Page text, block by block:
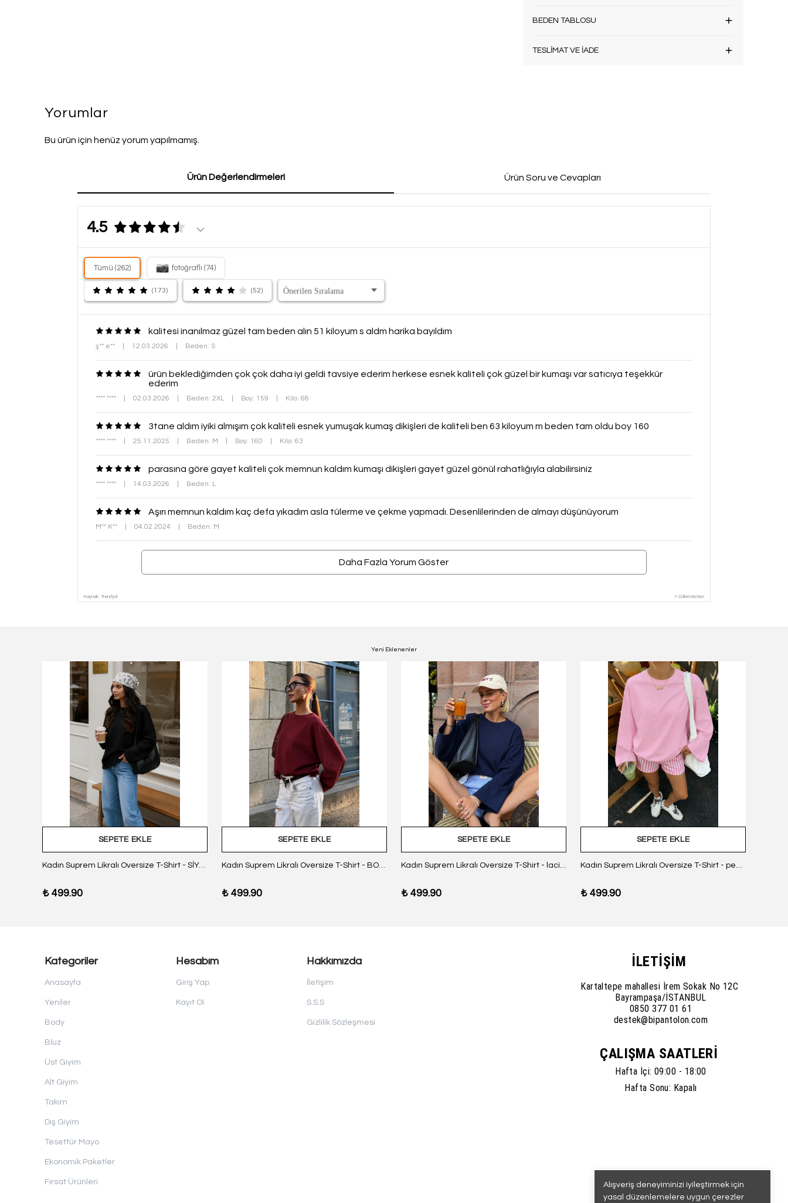
Alışveriş deneyiminizi iyileştirmek için
yasal düzenlemelere uygun çerezler
BEDEN TABLOSU
TESLİMAT VE İADE
Yorumlar
Bu ürün için henüz yorum yapılmamış.
Ürün Değerlendirmeleri Ürün Soru ve Cevapları
4.5
Tümü (262) fotoğraflı (74)
(173) (52)
kalitesi inanılmaz güzel tam beden alın 51 kiloyum s aldm harika bayıldım
ş** e** 12.03.2026 Beden: S
ürün beklediğimden çok çok daha iyi geldi tavsiye ederim herkese esnek kaliteli çok güzel bir kumaşı var satıcıya teşekkür
ederim
**** **** 02.03.2026 Beden: 2XL Boy: 159 Kilo: 68
3tane aldım iyiki almışım çok kaliteli esnek yumuşak kumaş dikişleri de kaliteli ben 63 kiloyum m beden tam oldu boy 160
**** **** 25.11.2025 Beden: M Boy: 160 Kilo: 63
parasına göre gayet kaliteli çok memnun kaldım kumaşı dikişleri gayet güzel gönül rahatlığıyla alabilirsiniz
**** **** 14.03.2026 Beden: L
Aşırı memnun kaldım kaç defa yıkadım asla tülerme ve çekme yapmadı. Desenlilerinden de almayı düşünüyorum
M** K** 04.02.2024 Beden: M
Daha Fazla Yorum Göster
Kaynak: Trendyol ⚡ CollectAction
Yeni Eklenenler
SEPETE EKLE
Kadın Suprem Likralı Oversize T-Shirt - SİYAH
₺ 499.90
SEPETE EKLE
Kadın Suprem Likralı Oversize T-Shirt - BORDO
₺ 499.90
SEPETE EKLE
Kadın Suprem Likralı Oversize T-Shirt - lacivert
₺ 499.90
SEPETE EKLE
Kadın Suprem Likralı Oversize T-Shirt - pembe
₺ 499.90
Kategoriler
Anasayfa
Yeniler
Body
Bluz
Üst Giyim
Alt Giyim
Takım
Dış Giyim
Tesettür Mayo
Ekonomik Paketler
Fırsat Ürünleri
Hesabım
Giriş Yap
Kayıt Ol
Hakkımızda
İletişim
S.S.S
Gizlilik Sözleşmesi
İLETİŞİM
Kartaltepe mahallesi İrem Sokak No 12C
Bayrampaşa/İSTANBUL
0850 377 01 61
destek@bipantolon.com
ÇALIŞMA SAATLERİ
Hafta İçi: 09:00 - 18:00
Hafta Sonu: Kapalı